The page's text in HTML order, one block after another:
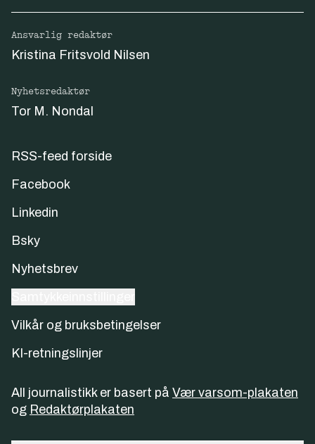
Ansvarlig redaktør
Kristina Fritsvold Nilsen
Nyhetsredaktør
Tor M. Nondal
RSS-feed forside
Facebook
Linkedin
Bsky
Nyhetsbrev
Vilkår og bruksbetingelser
KI-retningslinjer
All journalistikk er basert på Vær varsom-plakaten
og Redaktørplakaten